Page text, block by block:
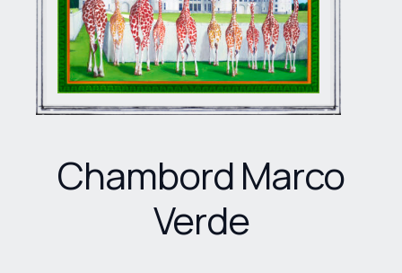
Chambord Marco
Verde